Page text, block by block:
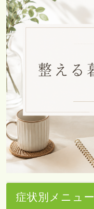
症状別メニュー